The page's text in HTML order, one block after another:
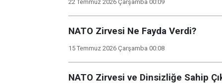
22 Temmuz 2026 Çarşamba 00:09
NATO Zirvesi Ne Fayda Verdi?
15 Temmuz 2026 Çarşamba 00:08
NATO Zirvesi ve Dinsizliğe Sahip